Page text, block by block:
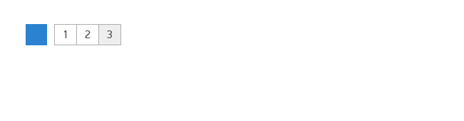
1 2 3